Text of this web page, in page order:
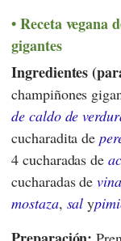
Receta vegana
gigantes
Ingredientes
champiñones
de caldo de
cucharadita de
4 cucharadas de
cucharadas de
mostaza, sal y